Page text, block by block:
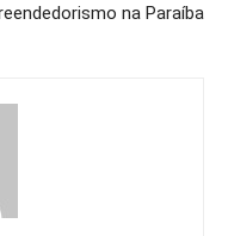
na Paraíba